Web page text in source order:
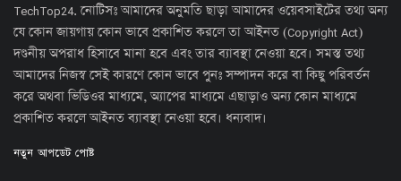
TechTop24. নোটিসঃ আমাদের অনুমতি ছাড়া আমাদের ওয়েবসাইটের তথ্য অন্য
যে কোন জায়গায় কোন ভাবে প্রকাশিত করলে তা আইনত (Copyright Act)
দণ্ডনীয় অপরাধ হিসাবে মানা হবে এবং তার ব্যাবস্থা নেওয়া হবে। সমস্ত তথ্য
আমাদের নিজস্ব সেই কারণে কোন ভাবে পুনঃ সম্পাদন করে বা কিছু পরিবর্তন
করে অথবা ভিডিওর মাধ্যমে, অ্যাপের মাধ্যমে এছাড়াও অন্য কোন মাধ্যমে
প্রকাশিত করলে আইনত ব্যাবস্থা নেওয়া হবে। ধন্যবাদ।
নতুন আপডেট পোষ্ট